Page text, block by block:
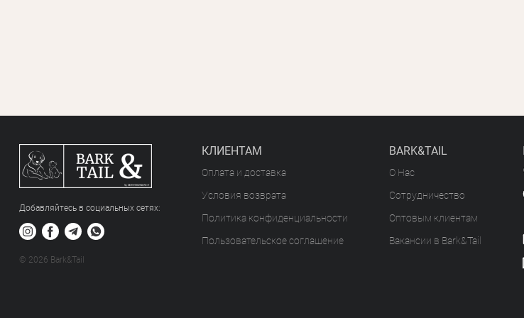
Добавляйтесь в социальных сетяx:
© 2026 Bark&Tail
КЛИЕНТАМ
Оплата и доставка
Условия возврата
Политика конфиденциальности
Пользовательское соглашение
BARK&TAIL
О Нас
Сотрудничество
Оптовым клиентам
Вакансии в Bark&Tail